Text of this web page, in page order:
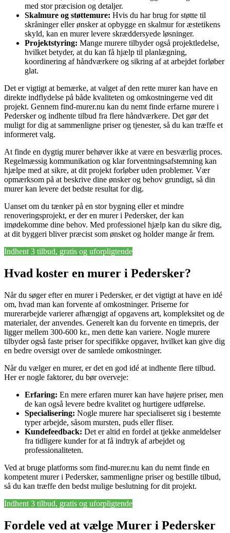
med stor præcision og detaljer.
Skalmure og støttemure: Hvis du har brug for støtte til
skråninger eller ønsker at opbygge en skalmur for æstetikens
skyld, kan en murer levere skræddersyede løsninger.
Projektstyring: Mange murere tilbyder også projektledelse,
hvilket betyder, at du kan få hjælp til planlægning,
koordinering af håndværkere og sikring af at arbejdet forløber
glat.
Det er vigtigt at bemærke, at valget af den rette murer kan have en
direkte indflydelse på både kvaliteten og omkostningerne ved dit
projekt. Gennem find-murer.nu kan du nemt finde erfarne murere i
Pedersker og indhente tilbud fra flere håndværkere. Det gør det
muligt for dig at sammenligne priser og tjenester, så du kan træffe et
informeret valg.
At finde en dygtig murer behøver ikke at være en besværlig proces.
Regelmæssig kommunikation og klar forventningsafstemning kan
hjælpe med at sikre, at dit projekt forløber uden problemer. Vær
opmærksom på at beskrive dine ønsker og behov grundigt, så din
murer kan levere det bedste resultat for dig.
Uanset om du tænker på en stor bygning eller et mindre
renoveringsprojekt, er der en murer i Pedersker, der kan
imødekomme dine behov. Med professionel hjælp kan du sikre dig,
at dit byggeri bliver præcist som ønsket og holder mange år frem.
Indhent 3 tilbud, gratis og uforpligtende
Hvad koster en murer i Pedersker?
Når du søger efter en murer i Pedersker, er det vigtigt at have en idé
om, hvad man kan forvente af omkostninger. Priserne for
murerarbejde varierer afhængigt af opgavens art, kompleksitet og de
materialer, der anvendes. Generelt kan du forvente en timepris, der
ligger mellem 300-600 kr., men dette kan variere. Nogle murere
tilbyder også faste priser for specifikke opgaver, hvilket kan give dig
en bedre oversigt over de samlede omkostninger.
Når du vælger en murer, er det en god idé at indhente flere tilbud.
Her er nogle faktorer, du bør overveje:
Erfaring: En mere erfaren murer kan have højere priser, men
de kan også levere bedre kvalitet og hurtigere udførelse.
Specialisering: Nogle murere har specialiseret sig i bestemte
typer arbejde, såsom mursten, puds eller fliser.
Kundefeedback: Det er altid en fordel at tjekke anmeldelser
fra tidligere kunder for at få indtryk af arbejdet og
professionaliteten.
Ved at bruge platforms som find-murer.nu kan du nemt finde en
kompetent murer i Pedersker, sammenligne priser og bestille tilbud,
så du kan træffe den bedst mulige beslutning for dit projekt.
Indhent 3 tilbud, gratis og uforpligtende
Fordele ved at vælge Murer i Pedersker